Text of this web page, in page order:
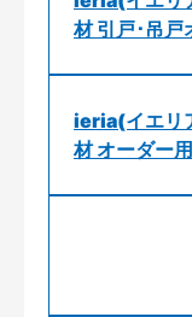
材 引戸･吊戸
ieria(イエリ
材 オーダー